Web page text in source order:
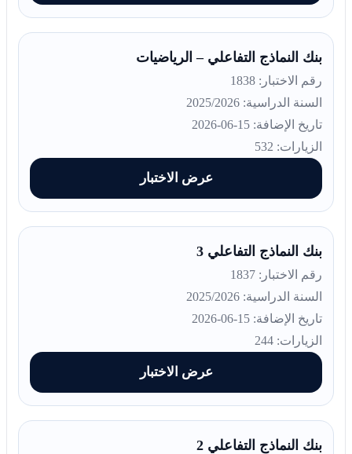
بنك النماذج التفاعلي – الرياضيات
رقم الاختبار: 1838
السنة الدراسية: 2025/2026
تاريخ الإضافة: 15-06-2026
الزيارات: 532
عرض الاختبار
بنك النماذج التفاعلي 3
رقم الاختبار: 1837
السنة الدراسية: 2025/2026
تاريخ الإضافة: 15-06-2026
الزيارات: 244
عرض الاختبار
بنك النماذج التفاعلي 2